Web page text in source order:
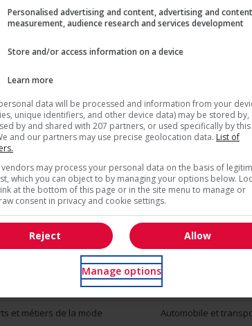
les emplois similaires
* Vous pouvez annuler cette alerte emploi à tout moment
par secteur
et métiers de la mode Automobile et
Personalised advertising and content, advertising and content
measurement, audience research and services development
Store and/or access information on a device
Learn more
data will be processed and information from your
unique identifiers, and other device data) may be stored by,
by and shared with 207 partners, or used specifically by this
and our partners may use precise geolocation data. List of
vendors may process your personal data on the basis of
which you can object to by managing your options below.
at the bottom of this page or in the site menu to manage or
consent in privacy and cookie settings.
Allow
Reject
Manage options